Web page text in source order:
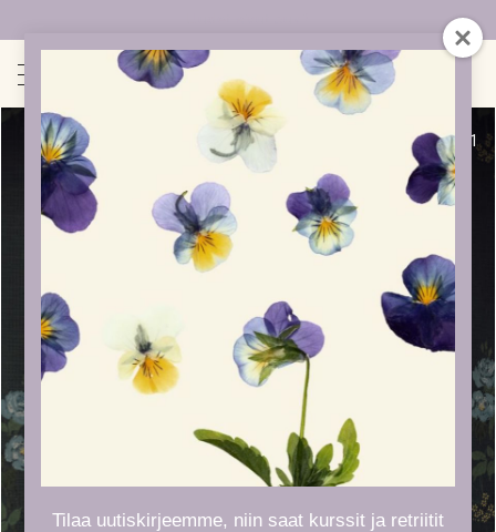
1/ 1
Tilaa uutiskirjeemme, niin saat kurssit ja retriitit